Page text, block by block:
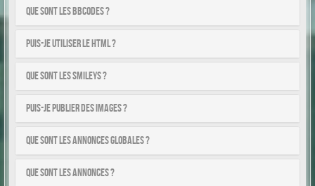
Que sont les BBCodes ?
Puis-je utiliser le HTML ?
Que sont les smileys ?
Puis-je publier des images ?
Que sont les annonces globales ?
Que sont les annonces ?